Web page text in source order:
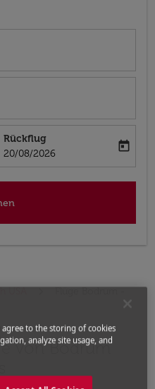
label
Rückflug
fc-booking-return-date-aria-label
20/08/2026
today
von Bodrum
Route (Abflugort
agree to the storing of cookies
analyze site usage, and